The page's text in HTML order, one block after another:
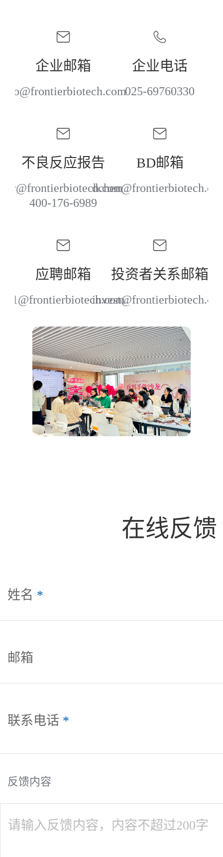
企业邮箱
info@frontierbiotech.com
企业电话
025-69760330
不良反应报告
pv@frontierbiotech.com
400-176-6989
BD邮箱
应聘邮箱
hr1@frontierbiotech.com
投资者关系邮箱
在线反馈
姓名 *
邮箱
联系电话 *
反馈内容